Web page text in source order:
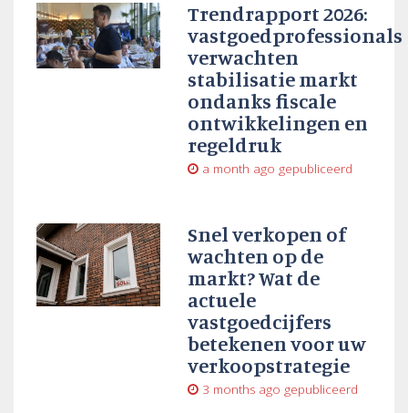
Trendrapport 2026:
vastgoedprofessionals
verwachten
stabilisatie markt
ondanks fiscale
ontwikkelingen en
regeldruk
a month ago gepubliceerd
Snel verkopen of
wachten op de
markt? Wat de
actuele
vastgoedcijfers
betekenen voor uw
verkoopstrategie
3 months ago gepubliceerd